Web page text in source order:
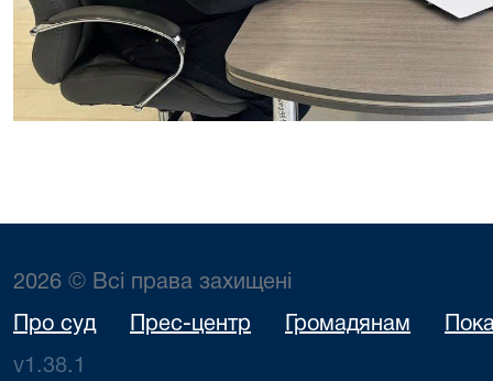
2026 © Всі права захищені
Про суд Прес-центр Громадянам
v1.38.1